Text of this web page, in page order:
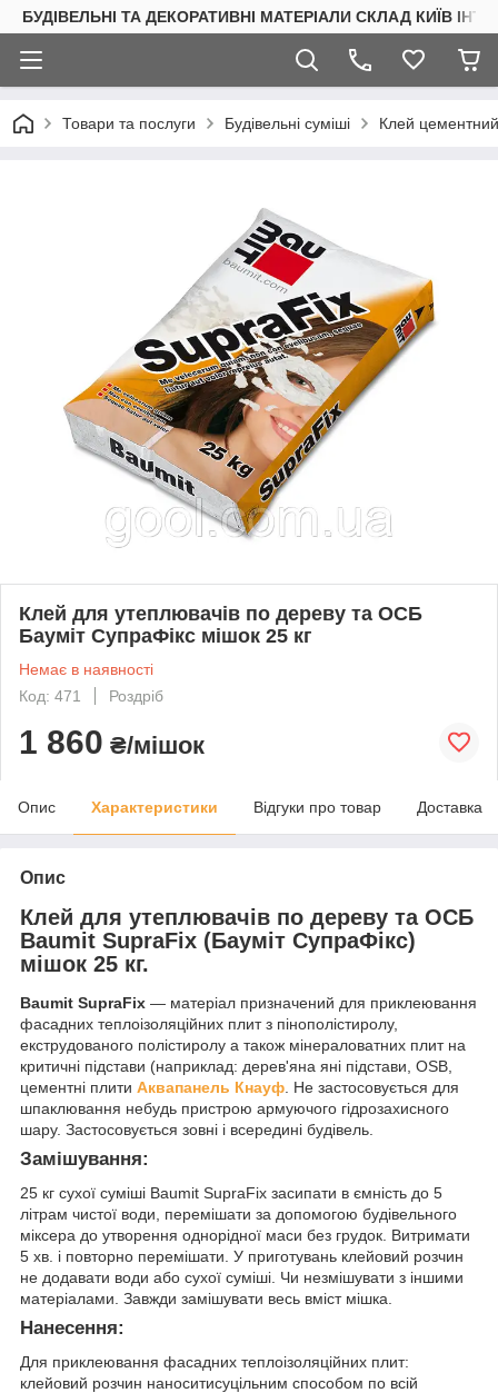
БУДІВЕЛЬНІ ТА ДЕКОРАТИВНІ МАТЕРІАЛИ СКЛАД КИЇВ
Товари та послуги Будівельні суміші Клей
Клей для утеплювачів по дереву та ОСБ
Бауміт СупраФікс мішок 25 кг
Немає в наявності
Код: 471
Роздріб
1 860 ₴/мішок
Опис Характеристики Відгуки про товар Доставка
Опис
Клей для утеплювачів по дереву та ОСБ
Baumit SupraFix (Бауміт СупраФікс)
мішок 25 кг.
Baumit SupraFix ― матеріал призначений для приклеювання
фасадних теплоізоляційних плит з пінополістиролу,
екструдованого полістиролу а також мінераловатних плит на
критичні підстави (наприклад: дерев'яна яні підстави, OSB,
цементні плити Аквапанель Кнауф. Не застосовується для
шпаклювання небудь пристрою армуючого гідрозахисного
шару. Застосовується зовні і всередині будівель.
Замішування:
25 кг сухої суміші Baumit SupraFix засипати в ємність до 5
літрам чистої води, перемішати за допомогою будівельного
міксера до утворення однорідної маси без грудок. Витримати
5 хв. і повторно перемішати. У приготувань клейовий розчин
не додавати води або сухої суміші. Чи незмішувати з іншими
матеріалами. Завжди замішувати весь вміст мішка.
Нанесення:
Для приклеювання фасадних теплоізоляційних плит:
клейовий розчин наноситисуцільним способом по всій